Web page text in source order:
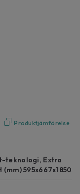
Produktjämförelse
teknologi, Extra
(mm) 595x667x1850